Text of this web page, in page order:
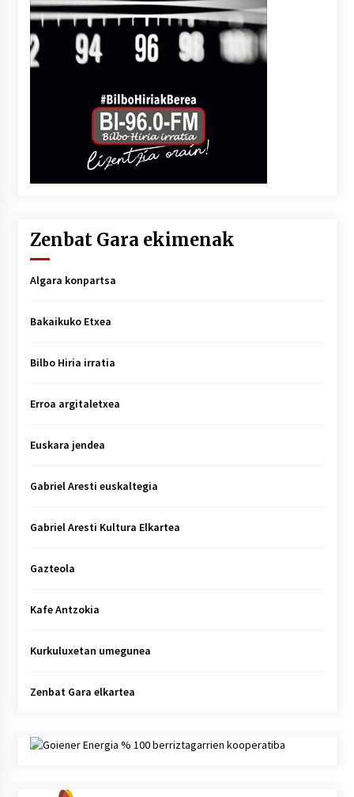
Zenbat Gara ekimenak
Algara konpartsa
Bakaikuko Etxea
Bilbo Hiria irratia
Erroa argitaletxea
Euskara jendea
Gabriel Aresti euskaltegia
Gabriel Aresti Kultura Elkartea
Gazteola
Kafe Antzokia
Kurkuluxetan umegunea
Zenbat Gara elkartea